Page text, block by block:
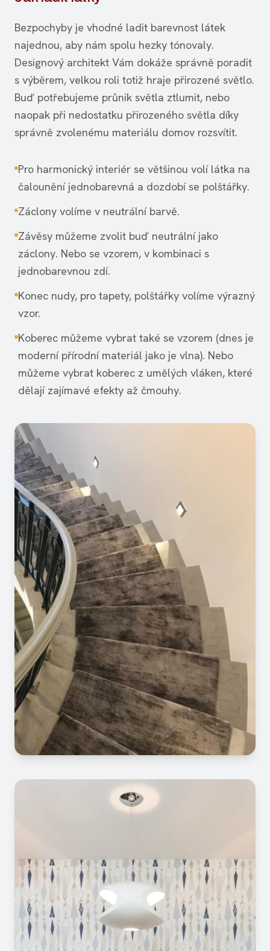
Bezpochyby je vhodné ladit barevnost látek
najednou, aby nám spolu hezky tónovaly.
Designový architekt Vám dokáže správně poradit
s výběrem, velkou roli totiž hraje přirozené světlo.
Buď potřebujeme průnik světla ztlumit, nebo
naopak při nedostatku přirozeného světla díky
správně zvolenému materiálu domov rozsvítit.
Pro harmonický interiér se většinou volí látka na
čalounění jednobarevná a dozdobí se polštářky.
Záclony volíme v neutrální barvě.
Závěsy můžeme zvolit buď neutrální jako
záclony. Nebo se vzorem, v kombinaci s
jednobarevnou zdí.
Konec nudy, pro tapety, polštářky volíme výrazný
vzor.
Koberec můžeme vybrat také se vzorem (dnes je
moderní přírodní materiál jako je vlna). Nebo
můžeme vybrat koberec z umělých vláken, které
dělají zajímavé efekty až čmouhy.